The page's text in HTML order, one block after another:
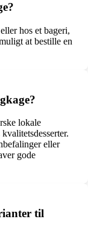
hos et bageri,
at bestille en
lokale
eller
gode
til